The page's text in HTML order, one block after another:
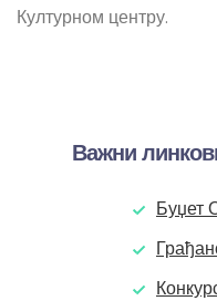
Културном центру.
Важни
Буџет